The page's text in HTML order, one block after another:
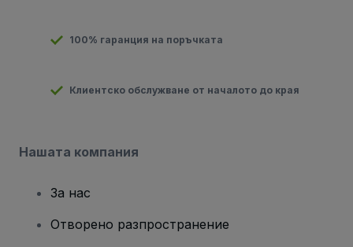
100% гаранция на поръчката
Клиентско обслужване от началото до края
Нашата компания
За нас
Отворено разпространение